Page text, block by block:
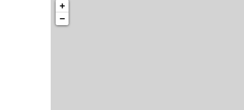
+
−